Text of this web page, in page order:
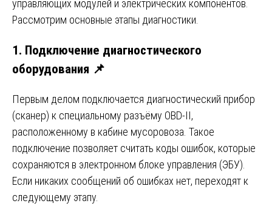
управляющих модулей и электрических компонентов.
Рассмотрим основные этапы диагностики.
1. Подключение диагностического
оборудования 📌
Первым делом подключается диагностический прибор
(сканер) к специальному разъёму OBD-II,
расположенному в кабине мусоровоза. Такое
подключение позволяет считать коды ошибок, которые
сохраняются в электронном блоке управления (ЭБУ).
Если никаких сообщений об ошибках нет, переходят к
следующему этапу.